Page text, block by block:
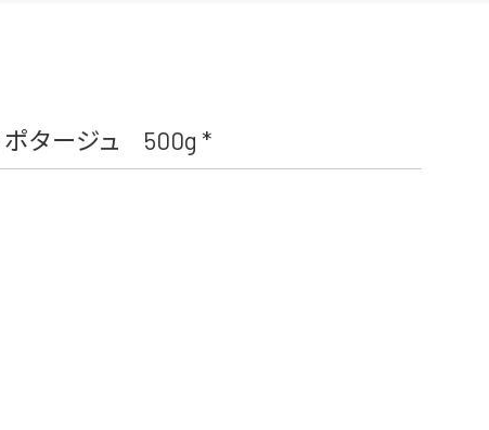
タージュ 500g *